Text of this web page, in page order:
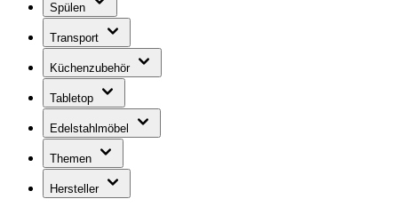
Spülen
Transport
Küchenzubehör
Tabletop
Edelstahlmöbel
Themen
Hersteller